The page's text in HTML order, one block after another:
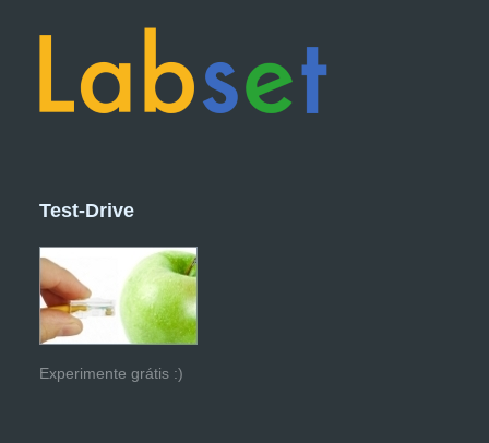
Test-Drive
Experimente grátis :)